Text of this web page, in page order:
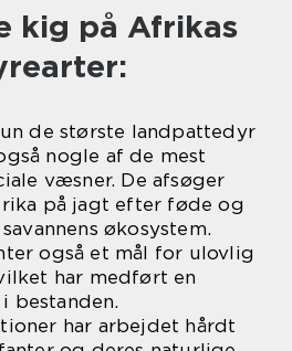
kig på Afrikas
de største landpattedyr
nogle af de mest
væsner. De afsøger
på jagt efter føde og
økosystem.
også et mål for ulovlig
har medført en
bestanden.
har arbejdet hårdt